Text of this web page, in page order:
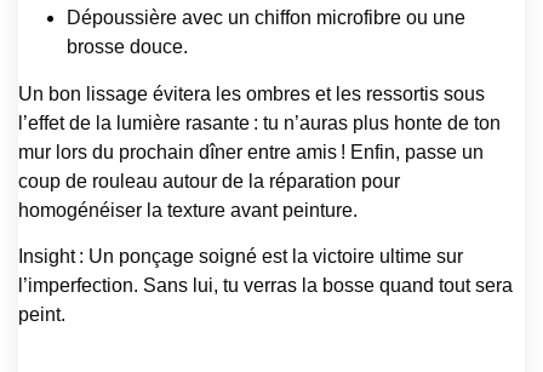
Dépoussière avec un chiffon microfibre ou une
brosse douce.
Un bon lissage évitera les ombres et les ressortis sous
l’effet de la lumière rasante : tu n’auras plus honte de ton
mur lors du prochain dîner entre amis ! Enfin, passe un
coup de rouleau autour de la réparation pour
homogénéiser la texture avant peinture.
Insight : Un ponçage soigné est la victoire ultime sur
l’imperfection. Sans lui, tu verras la bosse quand tout sera
peint.